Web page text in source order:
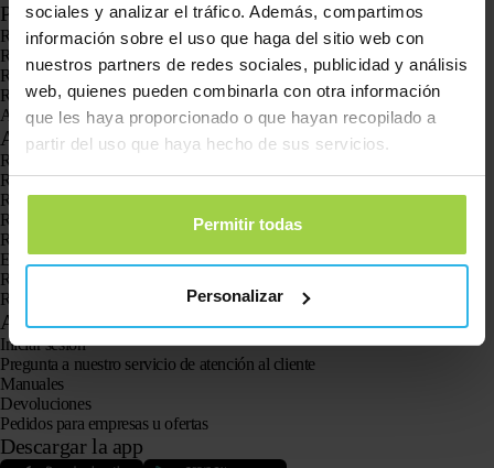
sociales y analizar el tráfico. Además, compartimos
información sobre el uso que haga del sitio web con
nuestros partners de redes sociales, publicidad y análisis
web, quienes pueden combinarla con otra información
que les haya proporcionado o que hayan recopilado a
partir del uso que haya hecho de sus servicios.
Permitir todas
Personalizar
Productos
Rastreador GPS Spotter X10
Reloj GPS Spotter Senior
Reloj GPS Spotter Explorer
Reloj GPS Spotter para niños
Animal Spotter
Aplicaciones
Rastreadores GPS
Rastreador GPS para niños
Relojes con GPS para niños
Rastreador GPS para gatos
Rastreador GPS para perros
El localizador GPS para personas mayores con botón SOS
Rastreador GPS para la demencia y el Alzheimer
Reloj localizador para personas mayores
Atención al cliente
Iniciar sesión
Pregunta a nuestro servicio de atención al cliente
Manuales
Devoluciones
Pedidos para empresas u ofertas
Descargar la app